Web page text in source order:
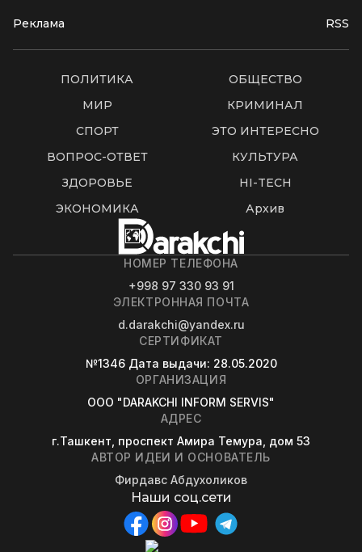
Реклама RSS
ПОЛИТИКА
ОБЩЕСТВО
МИР
КРИМИНАЛ
СПОРТ
ЭТО ИНТЕРЕСНО
ВОПРОС-ОТВЕТ
КУЛЬТУРА
ЗДОРОВЬЕ
HI-TECH
ЭКОНОМИКА
Архив
НОМЕР ТЕЛЕФОНА
+998 97 330 93 91
ЭЛЕКТРОННАЯ ПОЧТА
d.darakchi@yandex.ru
СЕРТИФИКАТ
№1346 Дата выдачи: 28.05.2020
ОРГАНИЗАЦИЯ
OOO "DARAKCHI INFORM SERVIS"
АДРЕС
г.Ташкент, проспект Амира Темура, дом 53
АВТОР ИДЕИ И ОСНОВАТЕЛЬ
Фирдавс Абдухоликов
Наши соц.сети